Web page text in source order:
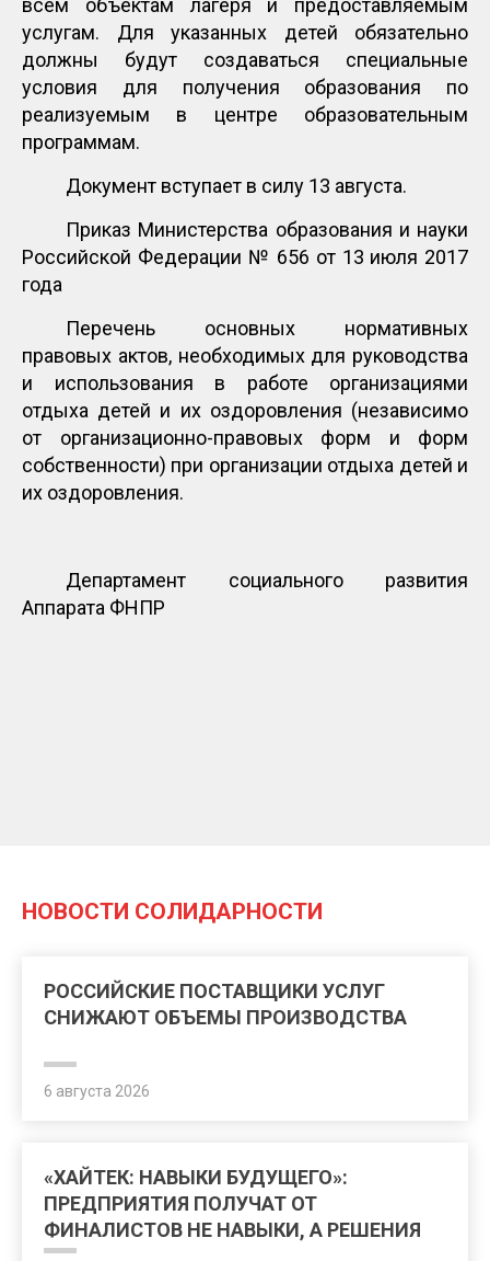
всем объектам лагеря и предоставляемым
услугам. Для указанных детей обязательно
должны будут создаваться специальные
условия для получения образования по
реализуемым в центре образовательным
программам.
Документ вступает в силу 13 августа.
Приказ Министерства образования и науки
Российской Федерации № 656 от 13 июля 2017
года
Перечень основных нормативных
правовых актов, необходимых для руководства
и использования в работе организациями
отдыха детей и их оздоровления (независимо
от организационно-правовых форм и форм
собственности) при организации отдыха детей и
их оздоровления.
Департамент социального развития
Аппарата ФНПР
НОВОСТИ СОЛИДАРНОСТИ
РОССИЙСКИЕ ПОСТАВЩИКИ УСЛУГ
СНИЖАЮТ ОБЪЕМЫ ПРОИЗВОДСТВА
6 августа 2026
«ХАЙТЕК: НАВЫКИ БУДУЩЕГО»:
ПРЕДПРИЯТИЯ ПОЛУЧАТ ОТ
ФИНАЛИСТОВ НЕ НАВЫКИ, А РЕШЕНИЯ
ДЛЯ ВНЕДРЕНИЯ